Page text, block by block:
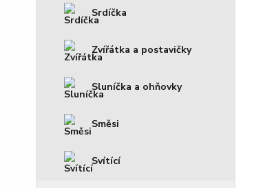
Srdíčka
Zvířátka a postavičky
Sluníčka a ohňovky
Směsi
Svítící